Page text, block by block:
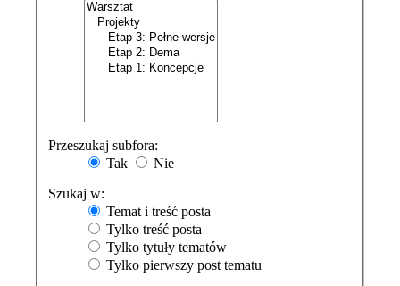
Przeszukaj subfora:
Tak
Nie
Szukaj w:
Temat i treść posta
Tylko treść posta
Tylko tytuły tematów
Tylko pierwszy post tematu